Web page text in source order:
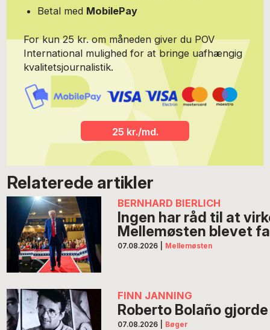
Betal med MobilePay
For kun 25 kr. om måneden giver du POV
International mulighed for at bringe uafhængig
kvalitetsjournalistik.
25 kr./md.
Relaterede artikler
BERNHARD BIERLICH
Ingen har råd til at
Mellemøsten blevet
07.08.2026 Mellemøsten
FINN JANNING
Roberto Bolaño
07.08.2026 Bøger